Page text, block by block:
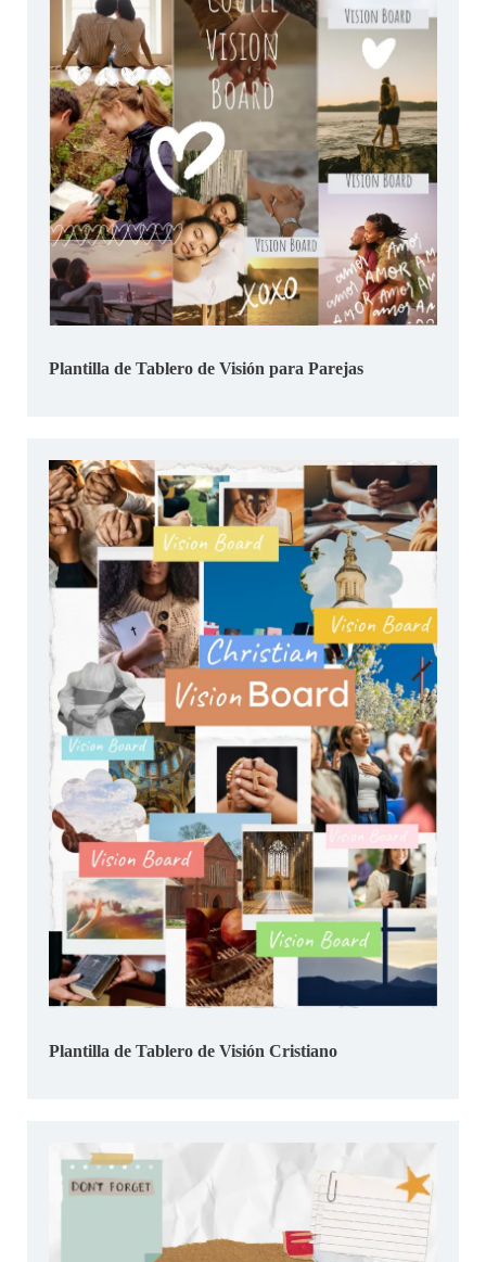
Plantilla de Tablero de Visión para Parejas
Plantilla de Tablero de Visión Cristiano